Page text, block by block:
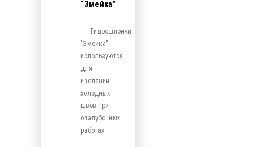
“Змейка”
Гидрошпонки
"Змейка"
используются
для
изоляции
холодных
швов при
опалубочных
работах.